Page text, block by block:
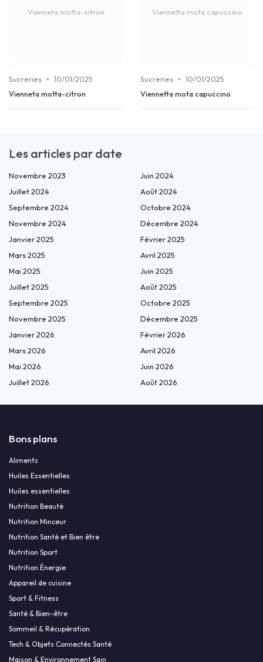
Vienneta motta-citron
Sucreries • 10/01/2025
Vienneta motta-citron
Viennetta mota capuccino
Sucreries • 10/01/2025
Viennetta mota capuccino
Les articles par date
Novembre 2023
Juin 2024
Juillet 2024
Août 2024
Septembre 2024
Octobre 2024
Novembre 2024
Décembre 2024
Janvier 2025
Février 2025
Mars 2025
Avril 2025
Mai 2025
Juin 2025
Juillet 2025
Août 2025
Septembre 2025
Octobre 2025
Novembre 2025
Décembre 2025
Janvier 2026
Février 2026
Mars 2026
Avril 2026
Mai 2026
Juin 2026
Juillet 2026
Août 2026
Bons plans
Aliments
Huiles Essentielles
Huiles essentielles
Nutrition Beauté
Nutrition Minceur
Nutrition Santé et Bien être
Nutrition Sport
Nutrition Énergie
Appareil de cuisine
Sport & Fitness
Santé & Bien-être
Sommeil & Récupération
Tech & Objets Connectés Santé
Maison & Environnement Sain